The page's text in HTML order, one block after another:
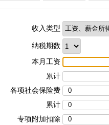
收入类型
纳税期数
本月工资
累计
各项社会保险费
累计
专项附加扣除